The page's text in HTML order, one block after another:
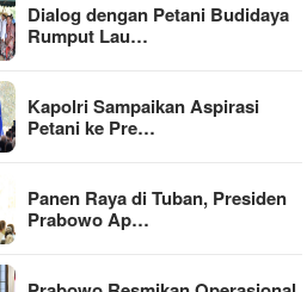
Dialog dengan Petani Budidaya
Rumput Lau…
Kapolri Sampaikan Aspirasi
Petani ke Pre…
Panen Raya di Tuban, Presiden
Prabowo Ap…